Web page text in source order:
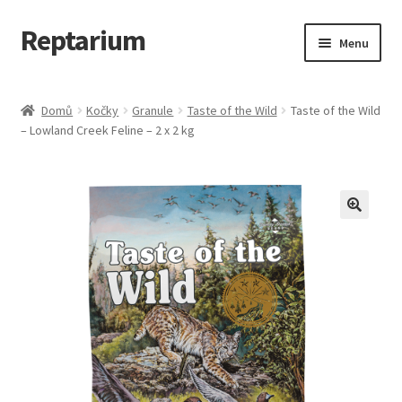
Přeskočit
na
Přejít
k
webu
Reptarium Menu
Košík
Malá zvířata — Klece, krmivo, vybavení
Vše pro kočky
Domů Kočky Granule Taste of the Wild
Taste of the Wild
– Lowland Creek Feline – 2 x 2 kg